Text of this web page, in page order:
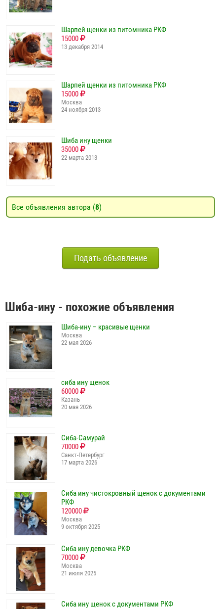
Шарпей щенки из питомника РКФ
15000
13 декабря 2014
Шарпей щенки из питомника РКФ
15000
Москва
24 ноября 2013
Шиба ину щенки
35000
22 марта 2013
Все объявления автора (8)
Подать объявление
Шиба-ину - похожие объявления
Шиба-ину – красивые щенки
Москва
22 мая 2026
сиба ину щенок
60000
Казань
20 мая 2026
Сиба-Самурай
70000
Санкт-Петербург
17 марта 2026
Сиба ину чистокровный щенок с документами
РКФ
120000
Москва
9 октября 2025
Сиба ину девочка РКФ
70000
Москва
21 июля 2025
Сиба ину щенок с документами РКФ